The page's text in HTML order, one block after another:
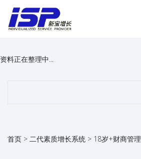
首页 > 二代素质增长系统 > 18岁+财商管理
资料正在整理中...